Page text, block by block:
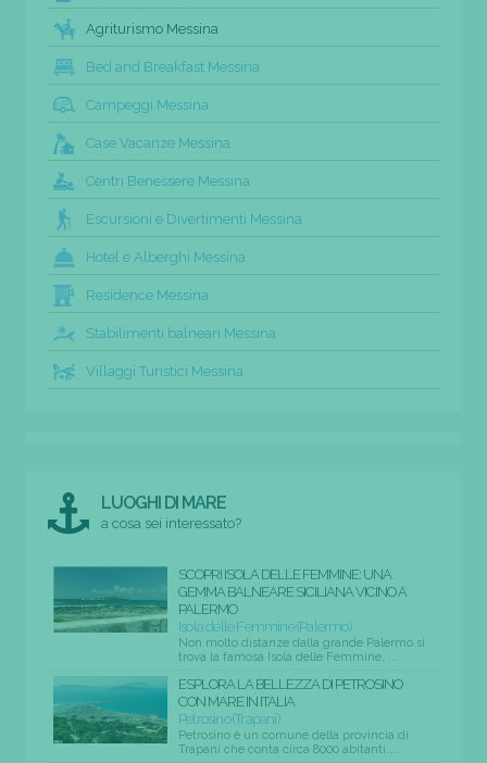
Agriturismo Messina
Bed and Breakfast Messina
Campeggi Messina
Case Vacanze Messina
Centri Benessere Messina
Escursioni e Divertimenti Messina
Hotel e Alberghi Messina
Residence Messina
Stabilimenti balneari Messina
Villaggi Turistici Messina
LUOGHI DI MARE
a cosa sei interessato?
SCOPRI ISOLA DELLE FEMMINE: UNA
GEMMA BALNEARE SICILIANA VICINO A
PALERMO
Isola delle Femmine (Palermo)
Non molto distanze dalla grande Palermo si
trova la famosa Isola delle Femmine, ...
ESPLORA LA BELLEZZA DI PETROSINO
CON MARE IN ITALIA
Petrosino (Trapani)
Petrosino è un comune della provincia di
Trapani che conta circa 8000 abitanti....